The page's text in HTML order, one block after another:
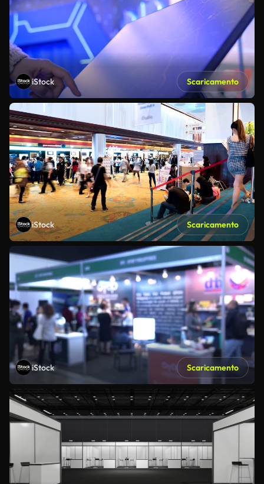
iStock Scaricamento
iStock Scaricamento
iStock Scaricamento